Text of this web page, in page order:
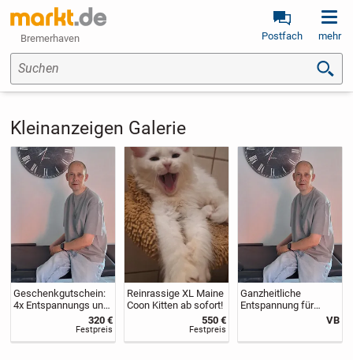
Bremerhaven Postfach mehr
Suchen
Kleinanzeigen Galerie
Geschenkgutschein:
4x Entspannungs und
Wellnessmassagen
buchen + 1x gratis
genießen!
320 €
Festpreis
Reinrassige XL Maine
Coon Kitten ab sofort!
550 €
Festpreis
Ganzheitliche
Entspannung für
Körper und Geist – Ihr
Wellness-Service
VB